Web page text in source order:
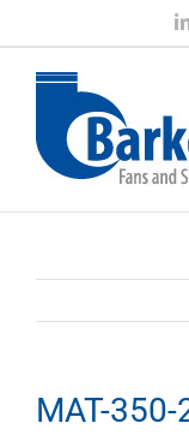
MAT-350-